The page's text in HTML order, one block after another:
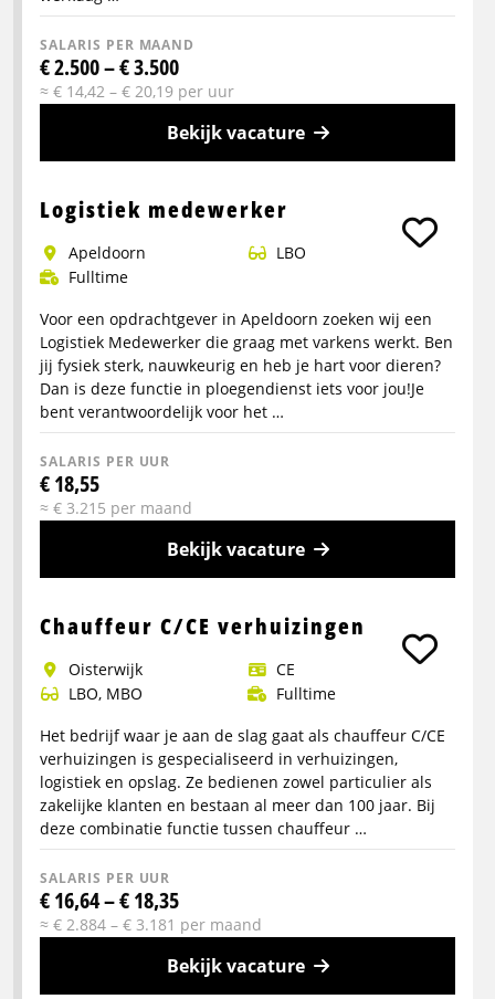
SALARIS PER MAAND
€ 2.500 – € 3.500
≈ € 14,42 – € 20,19 per uur
Bekijk vacature
info
over
Servicemonteur
met
rijbewijs
C
Logistiek medewerker
Apeldoorn
LBO
Fulltime
Voor een opdrachtgever in Apeldoorn zoeken wij een
Logistiek Medewerker die graag met varkens werkt. Ben
jij fysiek sterk, nauwkeurig en heb je hart voor dieren?
Dan is deze functie in ploegendienst iets voor jou!Je
bent verantwoordelijk voor het …
SALARIS PER UUR
€ 18,55
≈ € 3.215 per maand
Bekijk vacature
info
Logistiek
medewerker
Chauffeur C/CE verhuizingen
Oisterwijk
CE
LBO, MBO
Fulltime
Het bedrijf waar je aan de slag gaat als chauffeur C/CE
verhuizingen is gespecialiseerd in verhuizingen,
logistiek en opslag. Ze bedienen zowel particulier als
zakelijke klanten en bestaan al meer dan 100 jaar. Bij
deze combinatie functie tussen chauffeur …
SALARIS PER UUR
€ 16,64 – € 18,35
≈ € 2.884 – € 3.181 per maand
Bekijk vacature